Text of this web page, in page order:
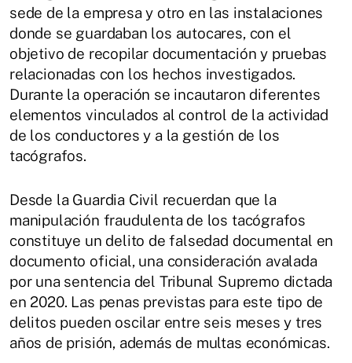
sede de la empresa y otro en las instalaciones
donde se guardaban los autocares, con el
objetivo de recopilar documentación y pruebas
relacionadas con los hechos investigados.
Durante la operación se incautaron diferentes
elementos vinculados al control de la actividad
de los conductores y a la gestión de los
tacógrafos.
Desde la Guardia Civil recuerdan que la
manipulación fraudulenta de los tacógrafos
constituye un delito de falsedad documental en
documento oficial, una consideración avalada
por una sentencia del Tribunal Supremo dictada
en 2020. Las penas previstas para este tipo de
delitos pueden oscilar entre seis meses y tres
años de prisión, además de multas económicas.